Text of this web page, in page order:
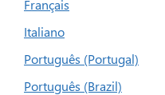
Français
Italiano
Português (Portugal)
Português (Brazil)